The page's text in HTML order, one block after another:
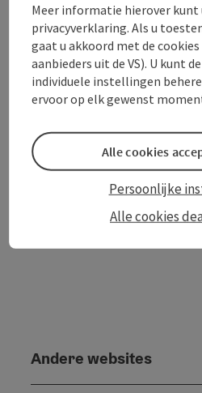
PDF aanmaken
powered byTOURDATA
Andere websites
Meer informatie hierover kunt
privacyverklaring. Als u
gaat u akkoord met de
aanbieders uit de VS). U kunt
individuele instellingen
ervoor op elk gewenst
Alle cookies
Persoonlijke
Alle cookies